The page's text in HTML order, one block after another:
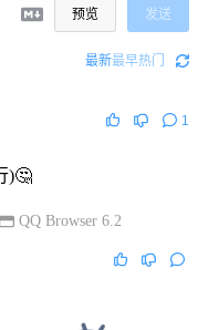
预览 发送
最新最早热门
1
)🤔
QQ Browser 6.2